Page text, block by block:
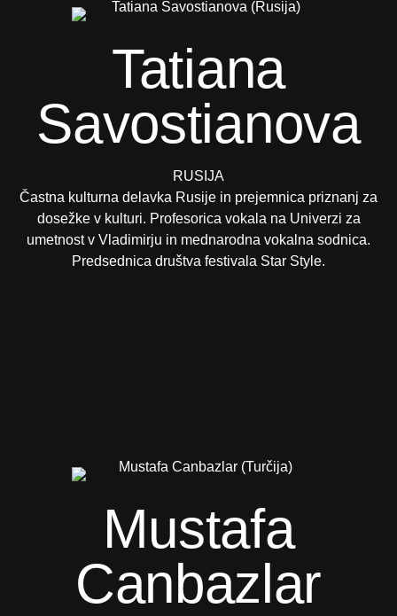
Tatiana
Savostianova
RUSIJA
Častna kulturna delavka Rusije in prejemnica priznanj za
dosežke v kulturi. Profesorica vokala na Univerzi za
umetnost v Vladimirju in mednarodna vokalna sodnica.
Predsednica društva festivala Star Style.
Mustafa
Canbazlar